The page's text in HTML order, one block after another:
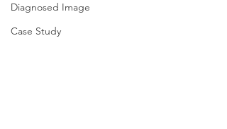
Diagnosed Image
Case Study